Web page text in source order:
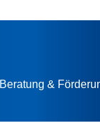
Beratung &